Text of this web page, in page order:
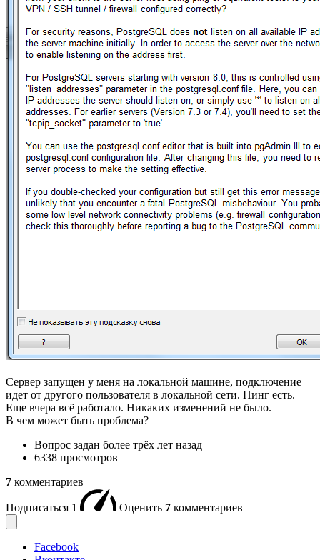
Сервер запущен у меня на локальной машине, подключение
идет от другого пользователя в локальной сети. Пинг есть.
Еще вчера всё работало. Никаких изменений не было.
В чем может быть проблема?
Вопрос задан более трёх лет назад
6338 просмотров
7 комментариев
Подписаться 1 Оценить 7 комментариев
Facebook